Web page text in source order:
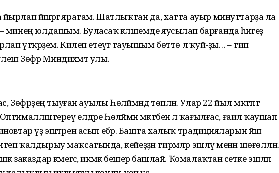
йәшәргә яратам. Шатлыҡтан да, хатта ауыр минуттарҙа ла
минең юлдашым. Буласаҡ кәләшемде яусылап барғанда һигеҙ
үткәрҙем. Килеп етеүгә тауышым бөттө лә ҡуй-ҙы… – тип
Зөфәр Миндиәхмәт улы.
Зөфәрҙең тыуған ауылы Һөләймәндә төпләнә. Улар 22 йыл мәктәптә
елдәре Һөләймән мәктәбенә лә ҡағылғас, ғаилә ҡаушап
үҙ эштәрен асып ебәрә. Башта халыҡ традицияларын йәш
ҡалдырыу маҡсатында, кейеҙҙән тирмәләр эшләү менән шөғөлләнә.
заказдар кәмегәс, икмәк бешерә башлай. Ҡомалаҡтан әсетке эшләп